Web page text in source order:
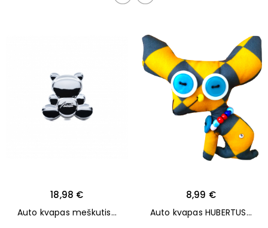
Kaina
18,98 €
Auto kvapas meškutis...
Kaina
8,99 €
Auto kvapas HUBERTUS...